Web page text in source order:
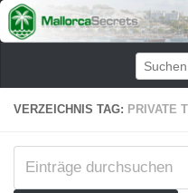
Zum Inhalt springen
VERZEICHNIS TAG: PRIVATE